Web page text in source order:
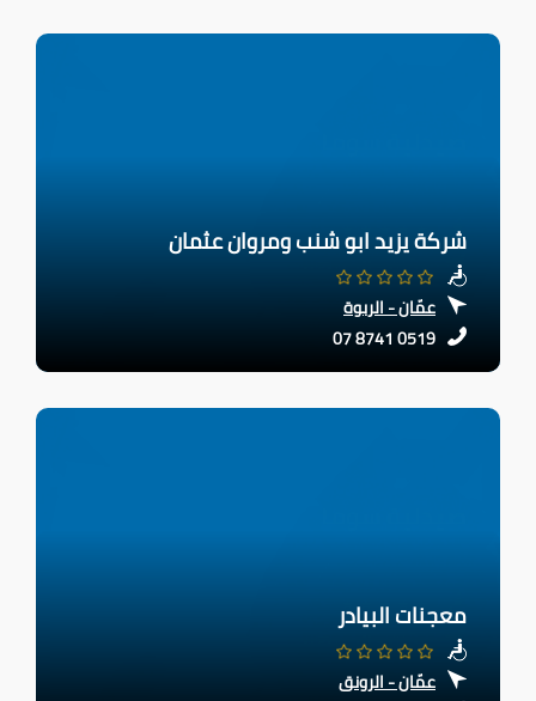
شركة يزيد ابو شنب ومروان عثمان
عمّان - الربوة
07 8741 0519
معجنات البيادر
عمّان - الرونق